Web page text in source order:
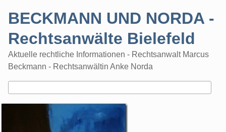
BECKMANN UND NORDA -
Rechtsanwälte Bielefeld
Aktuelle rechtliche Informationen - Rechtsanwalt Marcus
Beckmann - Rechtsanwältin Anke Norda